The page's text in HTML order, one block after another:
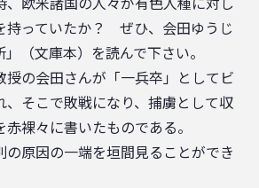
持っていたか？ ぜひ、会田ゆうじ
」（文庫本）を読んで下さい。
授の会田さんが「一兵卒」としてビ
、そこで敗戦になり、捕虜として収
裸々に書いたものである。
の原因の一端を垣間見ることができ